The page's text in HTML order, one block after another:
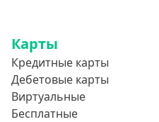
Строительство дома
Газификацию
Лечение
Стоматология
Карты
Кредитные карты
Дебетовые карты
Виртуальные
Бесплатные